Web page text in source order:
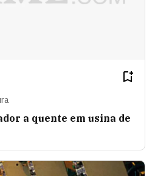
a quente em usina de